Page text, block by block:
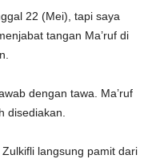
22 (Mei), tapi saya
tangan Ma’ruf di
dengan tawa. Ma’ruf
disediakan.
langsung pamit dari